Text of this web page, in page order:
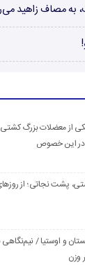
به مصاف زاهید
از معضلات بزرگ
در این خصوص
پشت نجاتی؛ از
و اوستیا / نیم‌نگاهی
وزن